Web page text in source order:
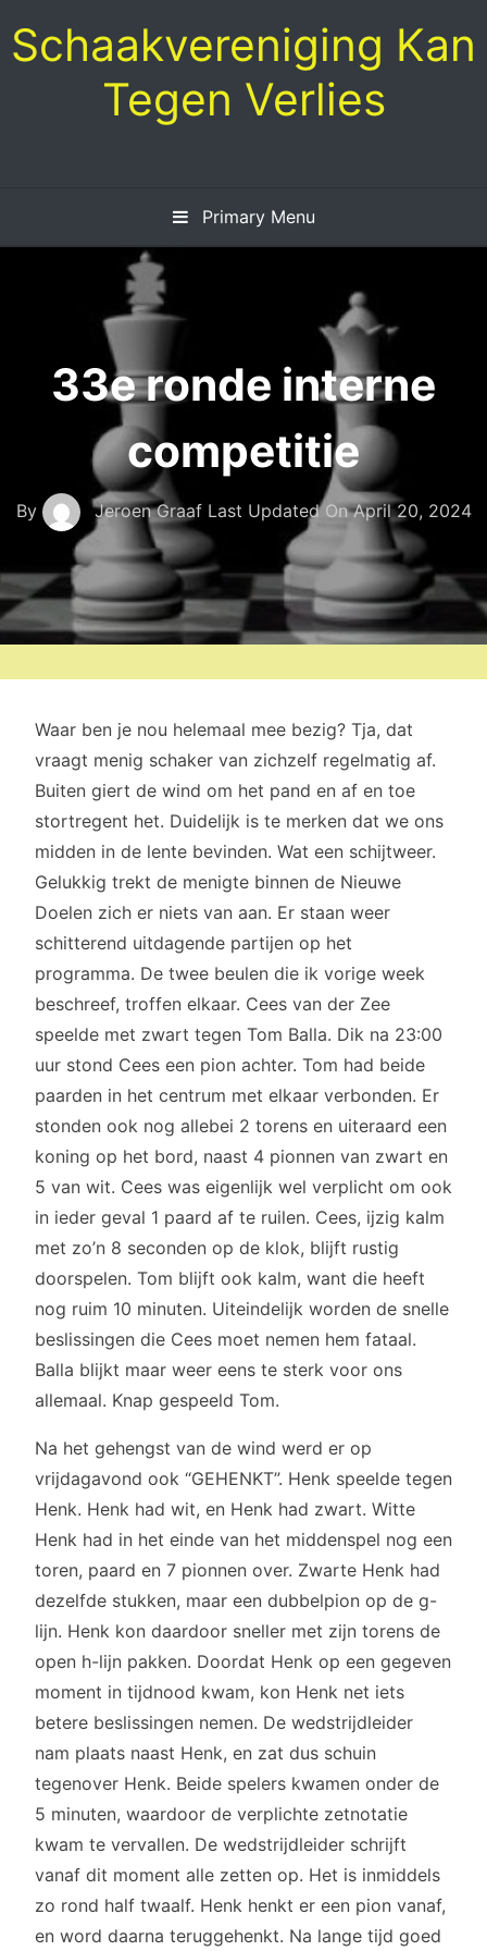
to
content
Schaakvereniging Kan
Tegen Verlies
Primary Menu
33e ronde interne
competitie
By Jeroen Graaf Last Updated OnApril 20, 2024
Waar ben je nou helemaal mee bezig? Tja, dat
vraagt menig schaker van zichzelf regelmatig af.
Buiten giert de wind om het pand en af en toe
stortregent het. Duidelijk is te merken dat we ons
midden in de lente bevinden. Wat een schijtweer.
Gelukkig trekt de menigte binnen de Nieuwe
Doelen zich er niets van aan. Er staan weer
schitterend uitdagende partijen op het
programma. De twee beulen die ik vorige week
beschreef, troffen elkaar. Cees van der Zee
speelde met zwart tegen Tom Balla. Dik na 23:00
uur stond Cees een pion achter. Tom had beide
paarden in het centrum met elkaar verbonden. Er
stonden ook nog allebei 2 torens en uiteraard een
koning op het bord, naast 4 pionnen van zwart en
5 van wit. Cees was eigenlijk wel verplicht om ook
in ieder geval 1 paard af te ruilen. Cees, ijzig kalm
met zo’n 8 seconden op de klok, blijft rustig
doorspelen. Tom blijft ook kalm, want die heeft
nog ruim 10 minuten. Uiteindelijk worden de snelle
beslissingen die Cees moet nemen hem fataal.
Balla blijkt maar weer eens te sterk voor ons
allemaal. Knap gespeeld Tom.
Na het gehengst van de wind werd er op
vrijdagavond ook “GEHENKT”. Henk speelde tegen
Henk. Henk had wit, en Henk had zwart. Witte
Henk had in het einde van het middenspel nog een
toren, paard en 7 pionnen over. Zwarte Henk had
dezelfde stukken, maar een dubbelpion op de g-
lijn. Henk kon daardoor sneller met zijn torens de
open h-lijn pakken. Doordat Henk op een gegeven
moment in tijdnood kwam, kon Henk net iets
betere beslissingen nemen. De wedstrijdleider
nam plaats naast Henk, en zat dus schuin
tegenover Henk. Beide spelers kwamen onder de
5 minuten, waardoor de verplichte zetnotatie
kwam te vervallen. De wedstrijdleider schrijft
vanaf dit moment alle zetten op. Het is inmiddels
zo rond half twaalf. Henk henkt er een pion vanaf,
en word daarna teruggehenkt. Na lange tijd goed